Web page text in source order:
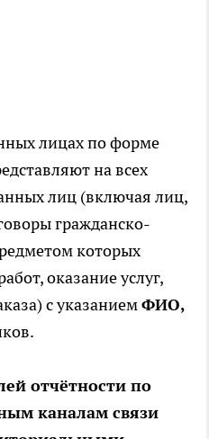
лицах по форме
на всех
лиц (включая лиц,
гражданско-
которых
оказание услуг,
с указаниемФИО,
отчётности по
каналам связи